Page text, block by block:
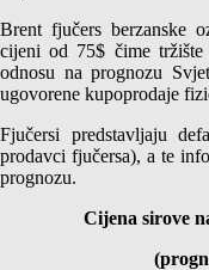
Brent fjučers berzanske
cijeni od 75$ čime
odnosu na prognozu
ugovorene kupoprodaje
Fjučersi predstavljaju
prodavci fjučersa), a te
prognozu.
Cijena sirove